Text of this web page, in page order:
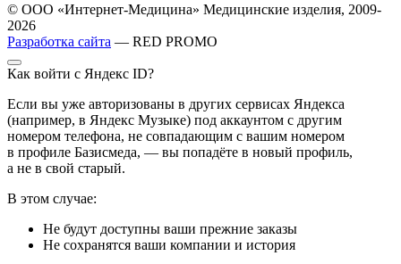
© ООО «Интернет-Медицина» Медицинские изделия, 2009-
2026
Разработка сайта — RED PROMO
Как войти с Яндекс ID?
Если вы уже авторизованы в других сервисах Яндекса
(например, в Яндекс Музыке) под аккаунтом с другим
номером телефона, не совпадающим с вашим номером
в профиле Базисмеда, — вы попадёте в новый профиль,
а не в свой старый.
В этом случае:
Не будут доступны ваши прежние заказы
Не сохранятся ваши компании и история